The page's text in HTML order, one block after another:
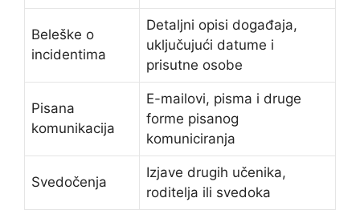
Beleške o
incidentima
Detaljni opisi događaja,
uključujući datume i
prisutne osobe
Pisana
komunikacija
E-mailovi, pisma i druge
forme pisanog
komuniciranja
Svedočenja
Izjave drugih učenika,
roditelja ili svedoka